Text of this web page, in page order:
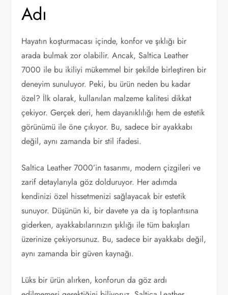
Adı
Hayatın koşturmacası içinde, konfor ve şıklığı bir
arada bulmak zor olabilir. Ancak, Saltica Leather
7000 ile bu ikiliyi mükemmel bir şekilde birleştiren bir
deneyim sunuluyor. Peki, bu ürün neden bu kadar
özel? İlk olarak, kullanılan malzeme kalitesi dikkat
çekiyor. Gerçek deri, hem dayanıklılığı hem de estetik
görünümü ile öne çıkıyor. Bu, sadece bir ayakkabı
değil, aynı zamanda bir stil ifadesi.
Saltica Leather 7000’in tasarımı, modern çizgileri ve
zarif detaylarıyla göz dolduruyor. Her adımda
kendinizi özel hissetmenizi sağlayacak bir estetik
sunuyor. Düşünün ki, bir davete ya da iş toplantısına
giderken, ayakkabılarınızın şıklığı ile tüm bakışları
üzerinize çekiyorsunuz. Bu, sadece bir ayakkabı değil,
aynı zamanda bir güven kaynağı.
Lüks bir ürün alırken, konforun da göz ardı